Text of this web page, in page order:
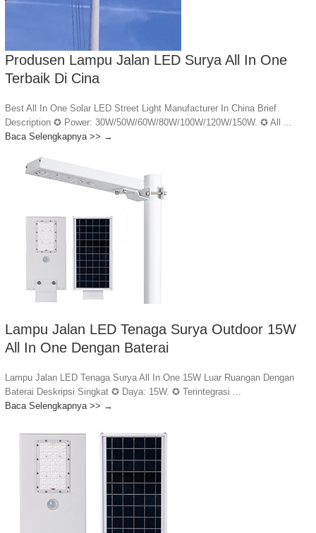
Produsen Lampu Jalan LED Surya All In One
Terbaik Di Cina
Best All In One Solar LED Street Light Manufacturer In China Brief
Description ✪ Power: 30W/50W/60W/80W/100W/120W/150W. ✪ All ...
Baca Selengkapnya >> →
Lampu Jalan LED Tenaga Surya Outdoor 15W
All In One Dengan Baterai
Lampu Jalan LED Tenaga Surya All In One 15W Luar Ruangan Dengan
Baterai Deskripsi Singkat ✪ Daya: 15W. ✪ Terintegrasi ...
Baca Selengkapnya >> →